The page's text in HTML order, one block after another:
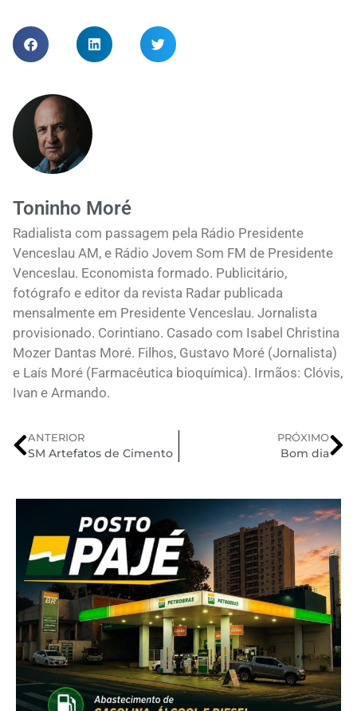
Toninho Moré
Radialista com passagem pela Rádio Presidente
Venceslau AM, e Rádio Jovem Som FM de Presidente
Venceslau. Economista formado. Publicitário,
fotógrafo e editor da revista Radar publicada
mensalmente em Presidente Venceslau. Jornalista
provisionado. Corintiano. Casado com Isabel Christina
Mozer Dantas Moré. Filhos, Gustavo Moré (Jornalista)
e Laís Moré (Farmacêutica bioquímica). Irmãos: Clóvis,
Ivan e Armando.
ANTERIOR
SM Artefatos de Cimento
PRÓXIMO
Bom dia